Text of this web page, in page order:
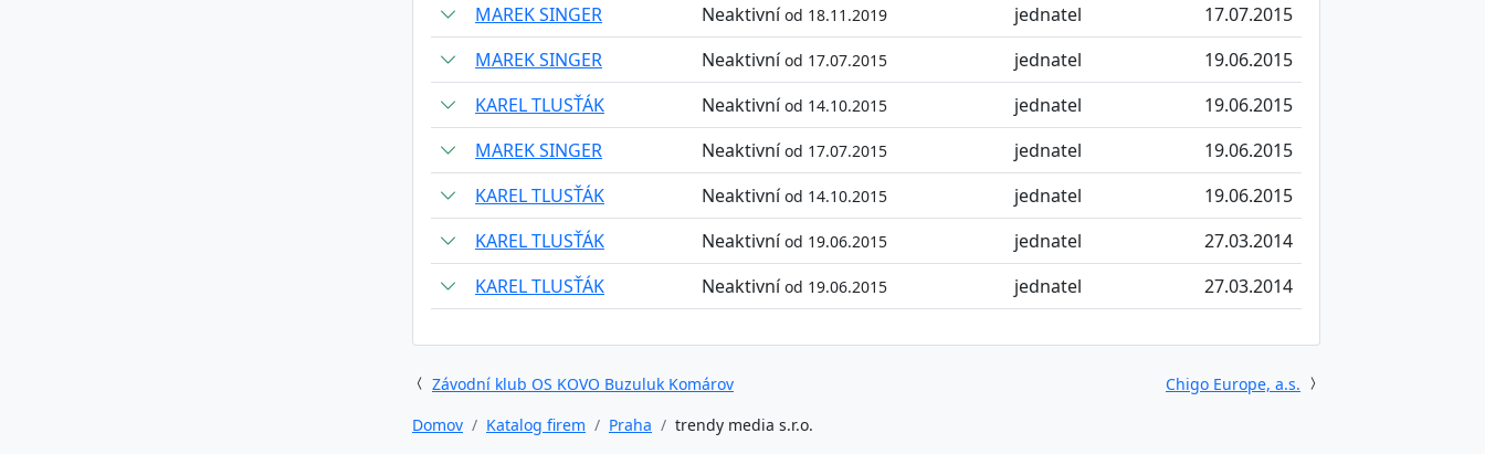
MAREK SINGER
Neaktivníod 18.11.2019 jednatel
17.07.2015
MAREK SINGER
Neaktivníod 17.07.2015 jednatel
19.06.2015
KAREL TLUSŤÁK
Neaktivníod 14.10.2015 jednatel
19.06.2015
MAREK SINGER
Neaktivníod 17.07.2015 jednatel
19.06.2015
KAREL TLUSŤÁK
Neaktivníod 14.10.2015 jednatel
19.06.2015
KAREL TLUSŤÁK
Neaktivníod 19.06.2015 jednatel
27.03.2014
KAREL TLUSŤÁK
Neaktivníod 19.06.2015 jednatel 27.03.2014
Závodní klub OS KOVO Buzuluk Komárov
Chigo Europe, a.s.
Domov
Katalog firem Praha trendy media s.r.o.